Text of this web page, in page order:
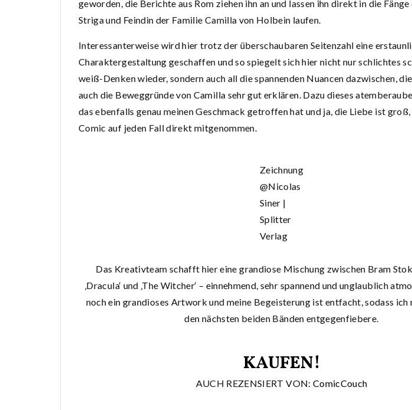
geworden, die Berichte aus Rom ziehen ihn an und lassen ihn direkt in die
Striga und Feindin der Familie Camilla von Holbein laufen.
Interessanterweise wird hier trotz der überschaubaren Seitenzahl eine
Charaktergestaltung geschaffen und so spiegelt sich hier nicht nur schlichtes
weiß-Denken wieder, sondern auch all die spannenden Nuancen dazwischen,
auch die Beweggründe von Camilla sehr gut erklären. Dazu dieses
das ebenfalls genau meinen Geschmack getroffen hat und ja, die Liebe ist
Comic auf jeden Fall direkt mitgenommen.
Zeichnung
@Nicolas
Siner |
Splitter
Verlag
Das Kreativteam schafft hier eine grandiose Mischung zwischen Bram
‚Dracula‘ und ‚The Witcher‘ – einnehmend, sehr spannend und unglaublich
noch ein grandioses Artwork und meine Begeisterung ist entfacht, sodass ich
den nächsten beiden Bänden entgegenfiebere.
KAUFEN!
AUCH REZENSIERT VON: ComicCouch